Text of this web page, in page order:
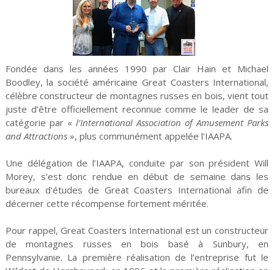
Fondée dans les années 1990 par Clair Hain et Michael
Boodley, la société américaine Great Coasters International,
célèbre constructeur de montagnes russes en bois, vient tout
juste d’être officiellement reconnue comme le leader de sa
catégorie par « l’International Association of Amusement Parks
and Attractions», plus communément appelée l’IAAPA.
Une délégation de l’IAAPA, conduite par son président Will
Morey, s’est donc rendue en début de semaine dans les
bureaux d'études de Great Coasters International afin de
décerner cette récompense fortement méritée.
Pour rappel, Great Coasters International est un constructeur
de montagnes russes en bois basé à Sunbury, en
Pennsylvanie. La première réalisation de l’entreprise fut le